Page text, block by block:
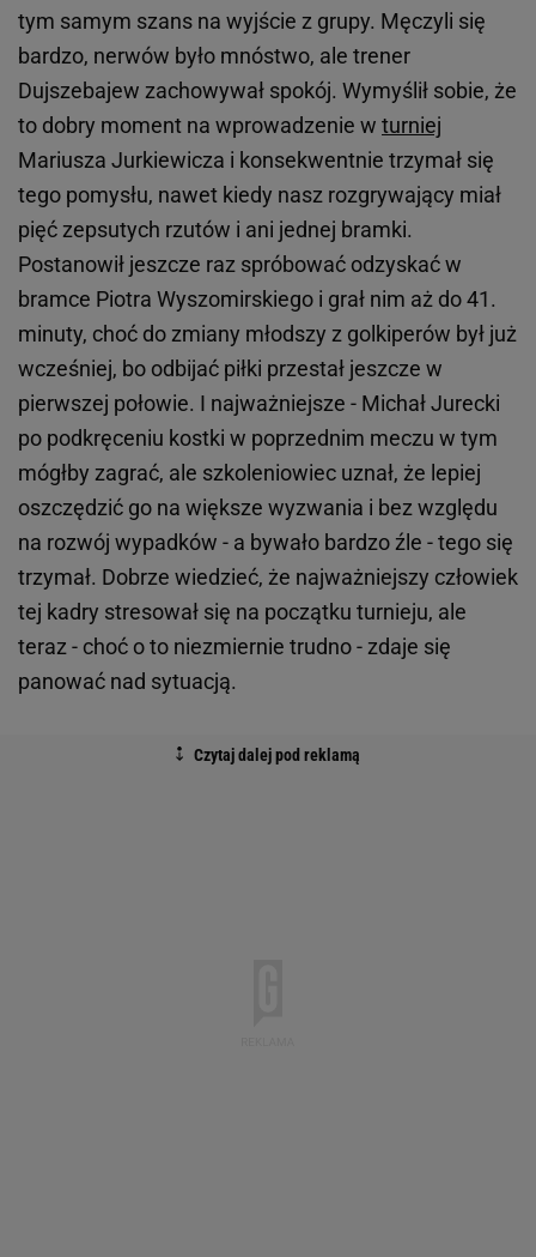
tym samym szans na wyjście z grupy. Męczyli się
bardzo, nerwów było mnóstwo, ale trener
Dujszebajew zachowywał spokój. Wymyślił sobie, że
to dobry moment na wprowadzenie w turniej
Mariusza Jurkiewicza i konsekwentnie trzymał się
tego pomysłu, nawet kiedy nasz rozgrywający miał
pięć zepsutych rzutów i ani jednej bramki.
Postanowił jeszcze raz spróbować odzyskać w
bramce Piotra Wyszomirskiego i grał nim aż do 41.
minuty, choć do zmiany młodszy z golkiperów był już
wcześniej, bo odbijać piłki przestał jeszcze w
pierwszej połowie. I najważniejsze - Michał Jurecki
po podkręceniu kostki w poprzednim meczu w tym
mógłby zagrać, ale szkoleniowiec uznał, że lepiej
oszczędzić go na większe wyzwania i bez względu
na rozwój wypadków - a bywało bardzo źle - tego się
trzymał. Dobrze wiedzieć, że najważniejszy człowiek
tej kadry stresował się na początku turnieju, ale
teraz - choć o to niezmiernie trudno - zdaje się
panować nad sytuacją.